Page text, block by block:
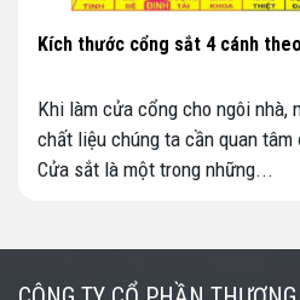
Kích thước cổng sắt 4 cánh
Khi làm cửa cổng cho ngôi nhà,
chất liệu chúng ta cần quan
Cửa sắt là một trong những...